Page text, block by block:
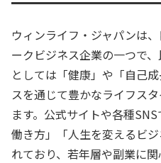
ウィンライフ・ジャパンは
ークビジネス企業の一つで
としては「健康」や「自己
スを通じて豊かなライフス
ます。公式サイトや各種
働き方」「人生を変えるビ
れており、若年層や副業に